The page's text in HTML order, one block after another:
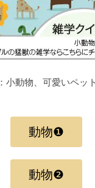
：小動物、可愛いペッ
動物❶
動物❷